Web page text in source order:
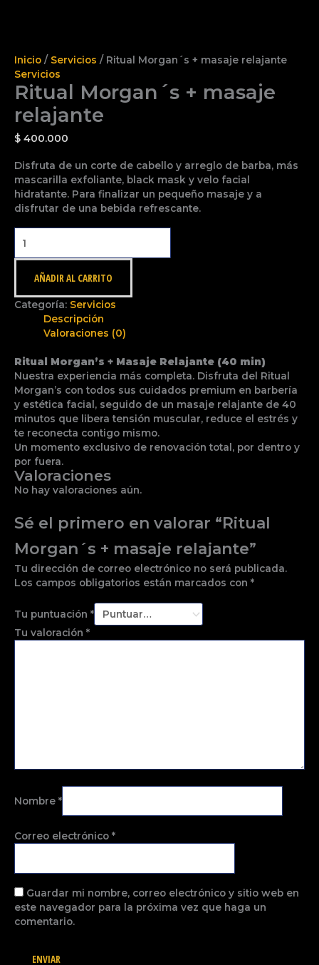
Inicio / Servicios / Ritual Morgan´s + masaje relajante
Servicios
Ritual Morgan´s + masaje
relajante
$ 400.000
Disfruta de un corte de cabello y arreglo de barba, más
mascarilla exfoliante, black mask y velo facial
hidratante. Para finalizar un pequeño masaje y a
disfrutar de una bebida refrescante.
AÑADIR AL CARRITO
Categoría: Servicios
Descripción
Valoraciones (0)
Ritual Morgan’s + Masaje Relajante (40 min)
Nuestra experiencia más completa. Disfruta del Ritual
Morgan’s con todos sus cuidados premium en barbería
y estética facial, seguido de un masaje relajante de 40
minutos que libera tensión muscular, reduce el estrés y
te reconecta contigo mismo.
Un momento exclusivo de renovación total, por dentro y
por fuera.
Valoraciones
No hay valoraciones aún.
Sé el primero en valorar “Ritual
Morgan´s + masaje relajante”
Tu dirección de correo electrónico no será publicada.
Los campos obligatorios están marcados con *
Tu puntuación *
Tu valoración *
Nombre *
Correo electrónico *
Guardar mi nombre, correo electrónico y sitio web en
este navegador para la próxima vez que haga un
comentario.